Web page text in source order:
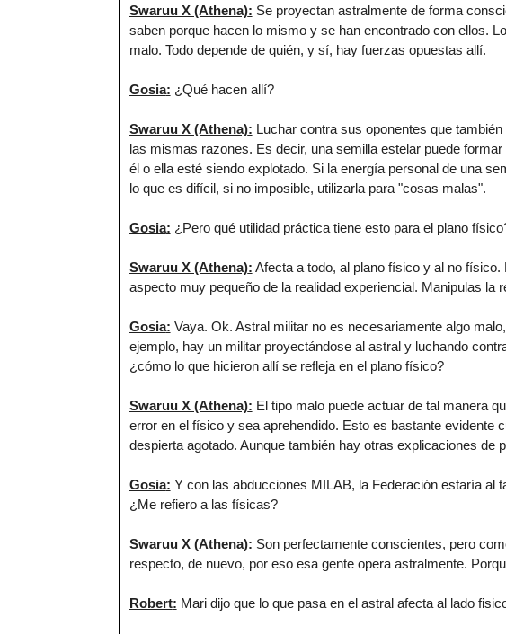
Swaruu X (Athena): Se proyectan astralmente de forma
saben porque hacen lo mismo y se han encontrado con ellos.
malo. Todo depende de quién, y sí, hay fuerzas opuestas allí.
Gosia: ¿Qué hacen allí?
Swaruu X (Athena): Luchar contra sus oponentes que
las mismas razones. Es decir, una semilla estelar puede
él o ella esté siendo explotado. Si la energía personal de una
lo que es difícil, si no imposible, utilizarla para "cosas malas".
Gosia: ¿Pero qué utilidad práctica tiene esto para el plano
Swaruu X (Athena): Afecta a todo, al plano físico y al no
aspecto muy pequeño de la realidad experiencial. Manipulas la
Gosia: Vaya. Ok. Astral militar no es necesariamente algo
ejemplo, hay un militar proyectándose al astral y luchando
¿cómo lo que hicieron allí se refleja en el plano físico?
Swaruu X (Athena): El tipo malo puede actuar de tal manera
error en el físico y sea aprehendido. Esto es bastante
despierta agotado. Aunque también hay otras explicaciones de
Gosia: Y con las abducciones MILAB, la Federación estaría al
¿Me refiero a las físicas?
Swaruu X (Athena): Son perfectamente conscientes, pero
respecto, de nuevo, por eso esa gente opera astralmente.
Robert: Mari dijo que lo que pasa en el astral afecta al lado